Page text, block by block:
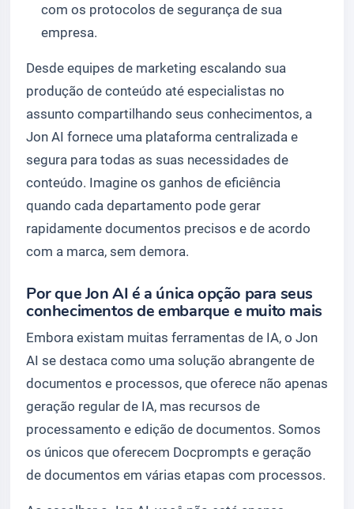
com os protocolos de segurança de sua
empresa.
Desde equipes de marketing escalando sua
produção de conteúdo até especialistas no
assunto compartilhando seus conhecimentos, a
Jon AI fornece uma plataforma centralizada e
segura para todas as suas necessidades de
conteúdo. Imagine os ganhos de eficiência
quando cada departamento pode gerar
rapidamente documentos precisos e de acordo
com a marca, sem demora.
Por que Jon AI é a única opção para seus
conhecimentos de embarque e muito mais
Embora existam muitas ferramentas de IA, o Jon
AI se destaca como uma solução abrangente de
documentos e processos, que oferece não apenas
geração regular de IA, mas recursos de
processamento e edição de documentos. Somos
os únicos que oferecem Docprompts e geração
de documentos em várias etapas com processos.